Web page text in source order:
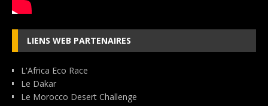
LIENS WEB PARTENAIRES
L'Africa Eco Race
Le Dakar
Le Morocco Desert Challenge